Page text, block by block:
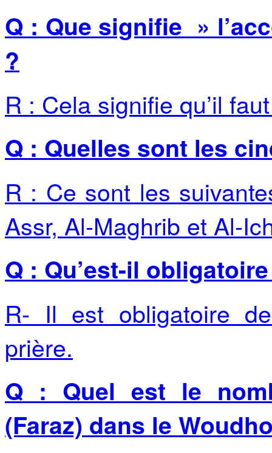
Q : Que signifie »
?
R : Cela signifie qu’il
Q : Quelles sont les
R : Ce sont les
Assr, Al-Maghrib et Al-
Q : Qu’est-il
R- Il est obligatoire
prière.
Q : Quel est le
(Faraz) dans le